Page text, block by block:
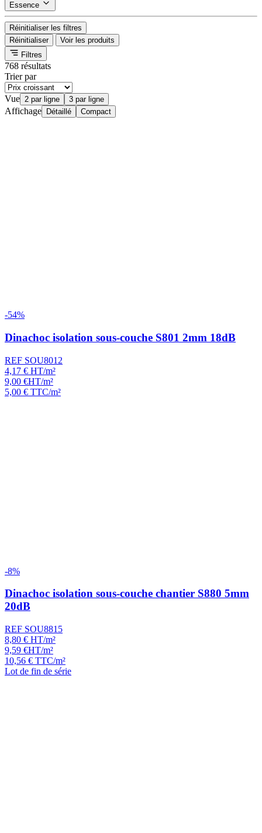
Essence
Réinitialiser les filtres
Réinitialiser
Voir les produits
Filtres
768 résultats
Trier par
Vue 2 par ligne 3 par ligne
Affichage Détaillé Compact
-54%
Dinachoc isolation sous-couche S801 2mm 18dB
REF SOU8012
4,17 € HT/m²
9,00 €HT/m²
5,00 € TTC/m²
-8%
Dinachoc isolation sous-couche chantier S880 5mm
20dB
REF SOU8815
8,80 € HT/m²
9,59 €HT/m²
10,56 € TTC/m²
Lot de fin de série